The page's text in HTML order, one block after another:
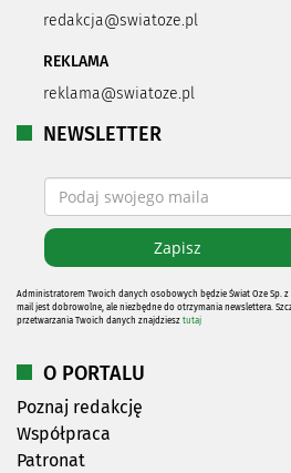
redakcja@swiatoze.pl
REKLAMA
reklama@swiatoze.pl
NEWSLETTER
Administratorem Twoich danych osobowych będzie Świat Oze Sp.
mail jest dobrowolne, ale niezbędne do otrzymania newslettera.
przetwarzania Twoich danych znajdziesz tutaj
O PORTALU
Poznaj redakcję
Współpraca
Patronat